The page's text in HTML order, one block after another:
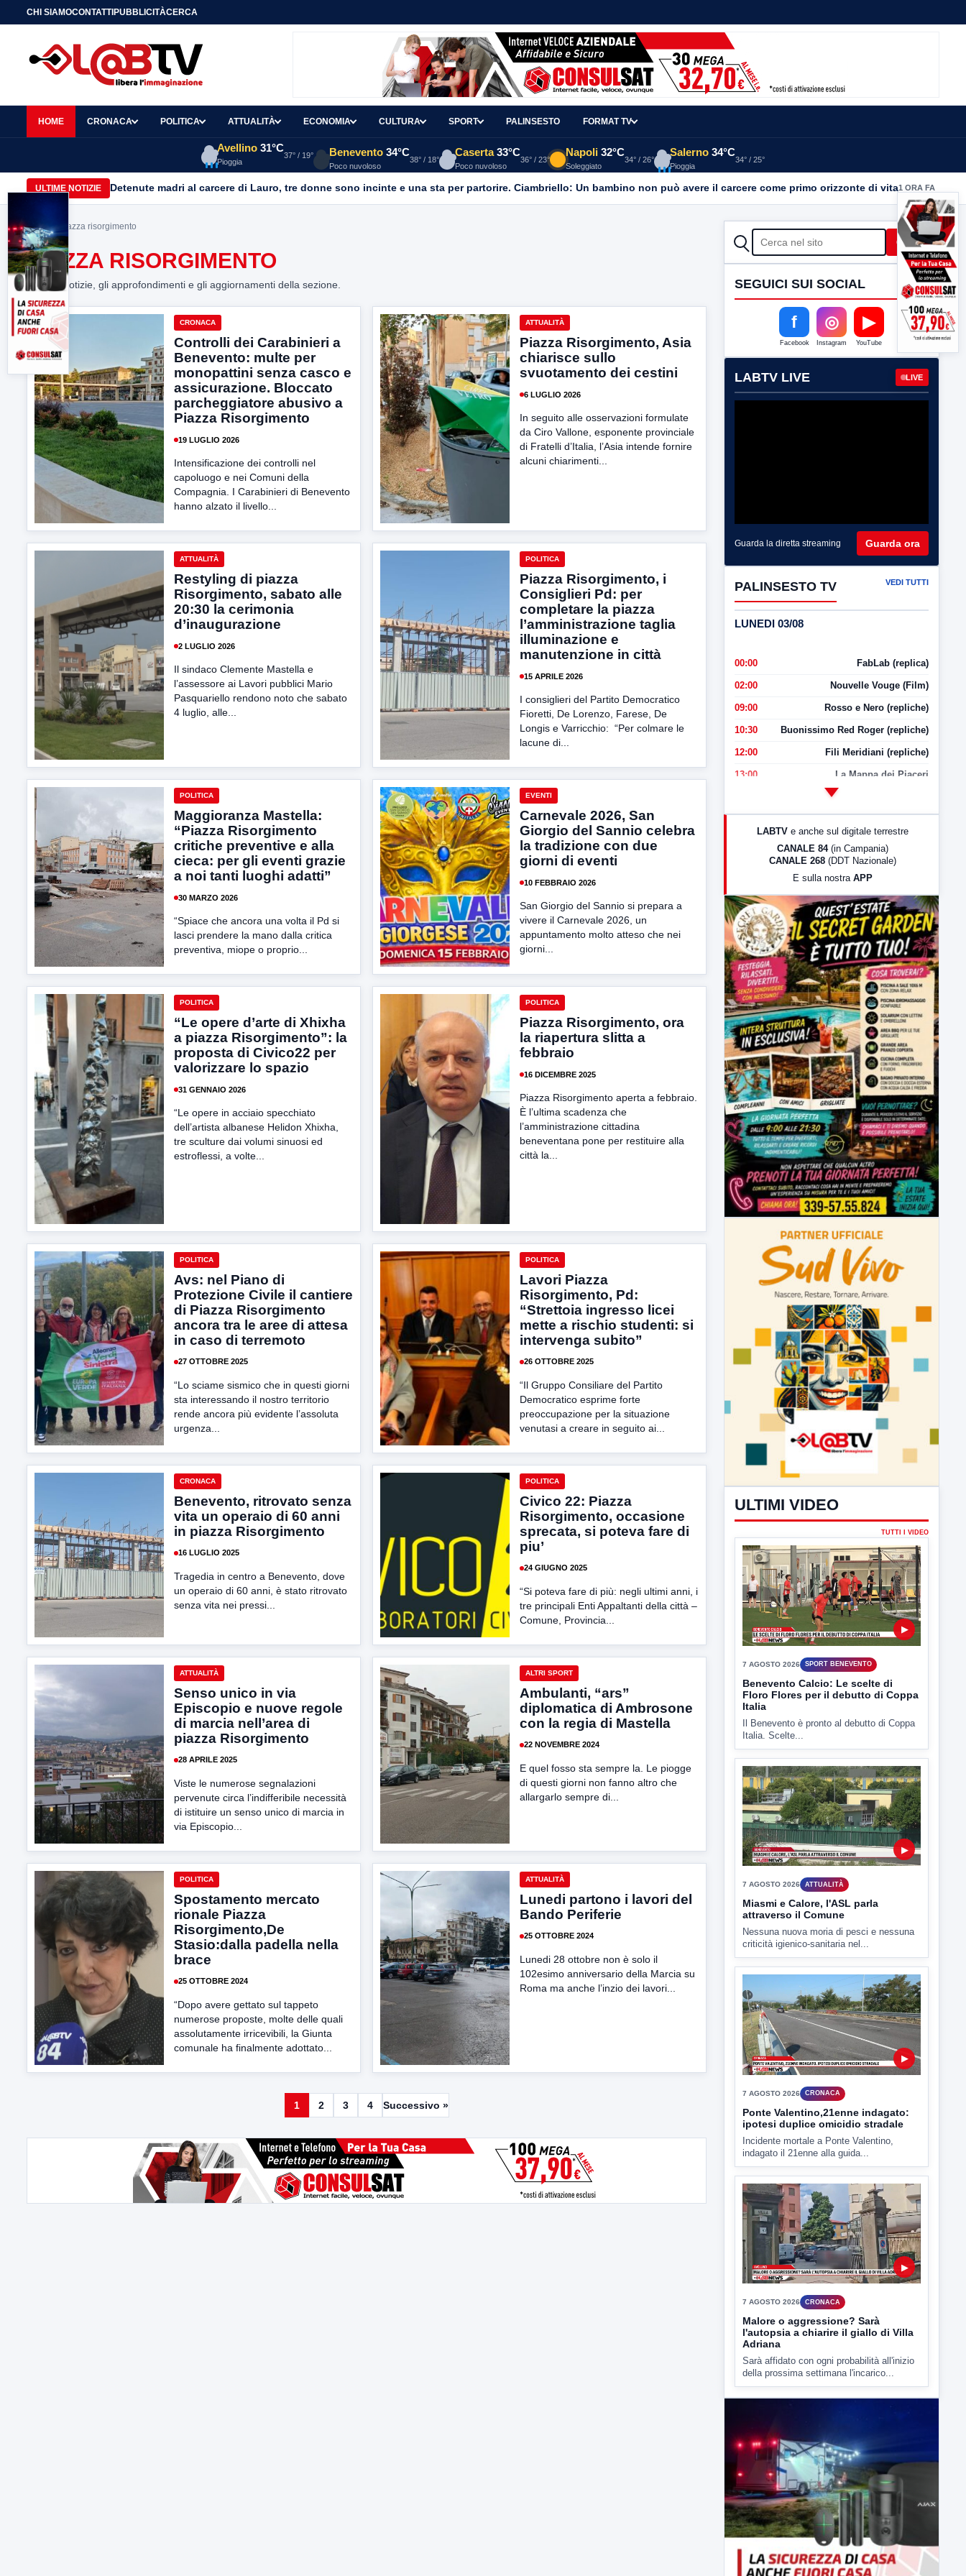
CHI SIAMOCONTATTIPUBBLICITÀCERCA
HOME CRONACA POLITICA ATTUALITÀ ECONOMIA CULTURA SPORT PALINSESTO FORMAT TV
Avellino 31°C
Pioggia
37° / 19° Benevento 34°C
Poco nuvoloso
38° / 18°
Caserta 33°C
Poco nuvoloso
36° / 23°
Napoli 32°C
Soleggiato
34° / 26°
Salerno 34°C
Pioggia
34° / 25°
ULTIME NOTIZIE Detenute madri al carcere di Lauro, tre donne sono incinte e una sta per partorire. Ciambriello: Un bambino non può avere il carcere come primo orizzonte di vita1 ORA FA
Home> piazza risorgimento
PIAZZA RISORGIMENTO
Tutte le notizie, gli approfondimenti e gli aggiornamenti della sezione.
CRONACA
Controlli dei Carabinieri a
Benevento: multe per
monopattini senza casco e
assicurazione. Bloccato
parcheggiatore abusivo a
Piazza Risorgimento
19 LUGLIO 2026
Intensificazione dei controlli nel
capoluogo e nei Comuni della
Compagnia. I Carabinieri di Benevento
hanno alzato il livello...
ATTUALITÀ
Piazza Risorgimento, Asia
chiarisce sullo
svuotamento dei cestini
6 LUGLIO 2026
In seguito alle osservazioni formulate
da Ciro Vallone, esponente provinciale
di Fratelli d’Italia, l’Asia intende fornire
alcuni chiarimenti...
ATTUALITÀ
Restyling di piazza
Risorgimento, sabato alle
20:30 la cerimonia
d’inaugurazione
2 LUGLIO 2026
Il sindaco Clemente Mastella e
l’assessore ai Lavori pubblici Mario
Pasquariello rendono noto che sabato
4 luglio, alle...
POLITICA
Piazza Risorgimento, i
Consiglieri Pd: per
completare la piazza
l’amministrazione taglia
illuminazione e
manutenzione in città
15 APRILE 2026
I consiglieri del Partito Democratico
Fioretti, De Lorenzo, Farese, De
Longis e Varricchio: “Per colmare le
lacune di...
POLITICA
Maggioranza Mastella:
“Piazza Risorgimento
critiche preventive e alla
cieca: per gli eventi grazie
a noi tanti luoghi adatti”
30 MARZO 2026
“Spiace che ancora una volta il Pd si
lasci prendere la mano dalla critica
preventiva, miope o proprio...
EVENTI
Carnevale 2026, San
Giorgio del Sannio celebra
la tradizione con due
giorni di eventi
10 FEBBRAIO 2026
San Giorgio del Sannio si prepara a
vivere il Carnevale 2026, un
appuntamento molto atteso che nei
giorni...
POLITICA
“Le opere d’arte di Xhixha
a piazza Risorgimento”: la
proposta di Civico22 per
valorizzare lo spazio
31 GENNAIO 2026
“Le opere in acciaio specchiato
dell’artista albanese Helidon Xhixha,
tre sculture dai volumi sinuosi ed
estroflessi, a volte...
POLITICA
Piazza Risorgimento, ora
la riapertura slitta a
febbraio
16 DICEMBRE 2025
Piazza Risorgimento aperta a febbraio.
È l’ultima scadenza che
l’amministrazione cittadina
beneventana pone per restituire alla
città la...
POLITICA
Avs: nel Piano di
Protezione Civile il cantiere
di Piazza Risorgimento
ancora tra le aree di attesa
in caso di terremoto
27 OTTOBRE 2025
“Lo sciame sismico che in questi giorni
sta interessando il nostro territorio
rende ancora più evidente l’assoluta
urgenza...
POLITICA
Lavori Piazza
Risorgimento, Pd:
“Strettoia ingresso licei
mette a rischio studenti: si
intervenga subito”
26 OTTOBRE 2025
“Il Gruppo Consiliare del Partito
Democratico esprime forte
preoccupazione per la situazione
venutasi a creare in seguito ai...
CRONACA
Benevento, ritrovato senza
vita un operaio di 60 anni
in piazza Risorgimento
16 LUGLIO 2025
Tragedia in centro a Benevento, dove
un operaio di 60 anni, è stato ritrovato
senza vita nei pressi...
POLITICA
Civico 22: Piazza
Risorgimento, occasione
sprecata, si poteva fare di
piu’
24 GIUGNO 2025
“Si poteva fare di più: negli ultimi anni, i
tre principali Enti Appaltanti della città –
Comune, Provincia...
ATTUALITÀ
Senso unico in via
Episcopio e nuove regole
di marcia nell’area di
piazza Risorgimento
28 APRILE 2025
Viste le numerose segnalazioni
pervenute circa l’indifferibile necessità
di istituire un senso unico di marcia in
via Episcopio...
ALTRI SPORT
Ambulanti, “ars”
diplomatica di Ambrosone
con la regia di Mastella
22 NOVEMBRE 2024
E quel fosso sta sempre la. Le piogge
di questi giorni non fanno altro che
allargarlo sempre di...
POLITICA
Spostamento mercato
rionale Piazza
Risorgimento,De
Stasio:dalla padella nella
brace
25 OTTOBRE 2024
“Dopo avere gettato sul tappeto
numerose proposte, molte delle quali
assolutamente irricevibili, la Giunta
comunale ha finalmente adottato...
ATTUALITÀ
Lunedi partono i lavori del
Bando Periferie
25 OTTOBRE 2024
Lunedi 28 ottobre non è solo il
102esimo anniversario della Marcia su
Roma ma anche l’inzio dei lavori...
1 2 3 4 Successivo »
CERCA Cerca
SEGUICI SUI SOCIAL
f
Facebook
◎
Instagram
▶
YouTube
LABTV LIVE LIVE
Guarda la diretta streaming Guarda ora
PALINSESTO TV VEDI TUTTI
LUNEDI 03/08
00:00 FabLab (replica)
02:00 Nouvelle Vouge (Film)
09:00 Rosso e Nero (repliche)
10:30 Buonissimo Red Roger (repliche)
12:00 Fili Meridiani (repliche)
13:00 La Mappa dei Piaceri
LabNews (Diretta)
23:00 LabNews (replica)
LABTV e anche sul digitale terrestre
CANALE 84 (in Campania)
CANALE 268 (DDT Nazionale)
E sulla nostra APP
ULTIMI VIDEO
▶
7 AGOSTO 2026 SPORT BENEVENTO
Benevento Calcio: Le scelte di
Floro Flores per il debutto di Coppa
Italia
Il Benevento è pronto al debutto di Coppa
Italia. Scelte...
7 AGOSTO 2026 ATTUALITÀ
Miasmi e Calore, l'ASL parla
attraverso il Comune
Nessuna nuova moria di pesci e nessuna
criticità igienico-sanitaria nel...
7 AGOSTO 2026 CRONACA
Ponte Valentino,21enne indagato:
ipotesi duplice omicidio stradale
Incidente mortale a Ponte Valentino,
indagato il 21enne alla guida...
7 AGOSTO 2026 CRONACA
Malore o aggressione? Sarà
l'autopsia a chiarire il giallo di Villa
Adriana
Sarà affidato con ogni probabilità all'inizio
della prossima settimana l'incarico...